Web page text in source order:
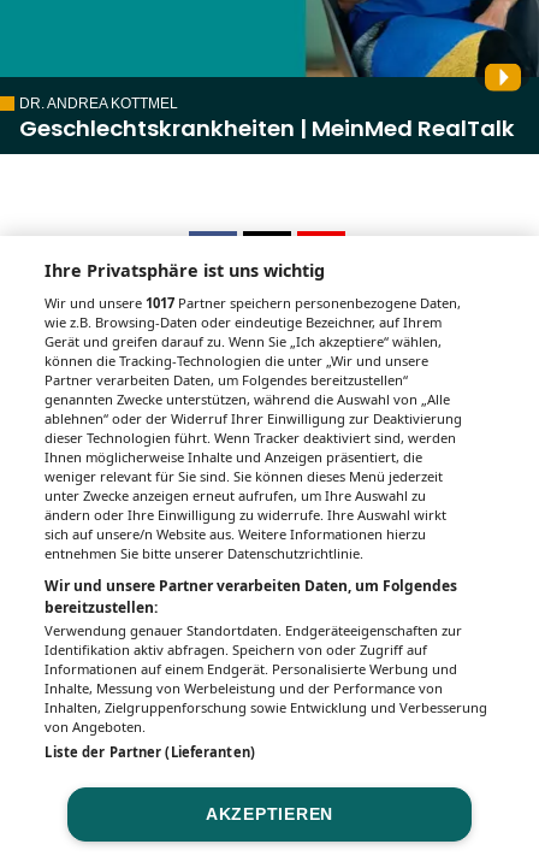
DR. ANDREA KOTTMEL
Geschlechtskrankheiten | MeinMed RealTalk
Unsere Wochenzeitungen
Gesundheitsseiten
Hier finden Sie die aktuelle Ausgabe der
Gesundheitsberichterstattung in den 120
Wochenzeitungen der RegionalMedien
Austria sowie ein Archiv der vergangenen
Ausgaben.
Ihre Privatsphäre ist uns wichtig
Wir und unsere1017 Partner speichern personenbezogene Daten,
wie z.B. Browsing-Daten oder eindeutige Bezeichner, auf Ihrem
Gerät und greifen darauf zu. Wenn Sie „Ich akzeptiere“ wählen,
können die Tracking-Technologien die unter „Wir und unsere
Partner verarbeiten Daten, um Folgendes bereitzustellen“
genannten Zwecke unterstützen, während die Auswahl von „Alle
ablehnen“ oder der Widerruf Ihrer Einwilligung zur Deaktivierung
dieser Technologien führt. Wenn Tracker deaktiviert sind, werden
Ihnen möglicherweise Inhalte und Anzeigen präsentiert, die
weniger relevant für Sie sind. Sie können dieses Menü jederzeit
unter Zwecke anzeigen erneut aufrufen, um Ihre Auswahl zu
ändern oder Ihre Einwilligung zu widerrufe. Ihre Auswahl wirkt
sich auf unsere/n Website aus. Weitere Informationen hierzu
entnehmen Sie bitte unserer Datenschutzrichtlinie.
Wir und unsere Partner verarbeiten Daten, um Folgendes
bereitzustellen:
Verwendung genauer Standortdaten. Endgeräteeigenschaften zur
Identifikation aktiv abfragen. Speichern von oder Zugriff auf
Informationen auf einem Endgerät. Personalisierte Werbung und
Inhalte, Messung von Werbeleistung und der Performance von
Inhalten, Zielgruppenforschung sowie Entwicklung und Verbesserung
von Angeboten.
Liste der Partner (Lieferanten)
AKZEPTIEREN